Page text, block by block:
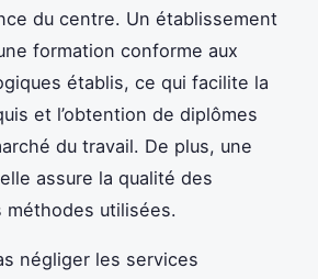
du centre. Un établissement
formation conforme aux
établis, ce qui facilite la
et l’obtention de diplômes
du travail. De plus, une
assure la qualité des
utilisées.
négliger les services